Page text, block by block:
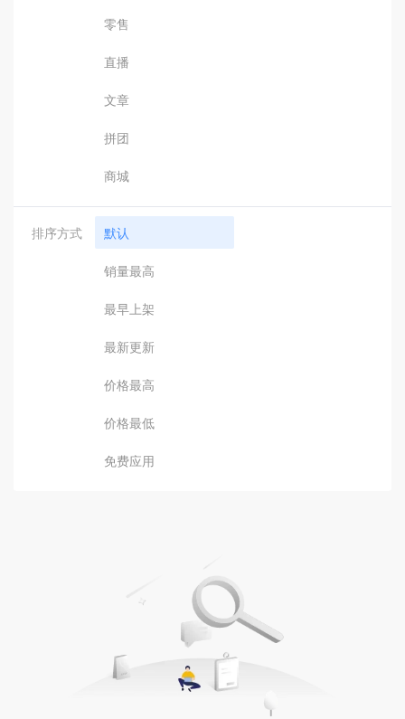
零售
直播
文章
拼团
商城
排序方式 默认
销量最高
最早上架
最新更新
价格最高
价格最低
免费应用